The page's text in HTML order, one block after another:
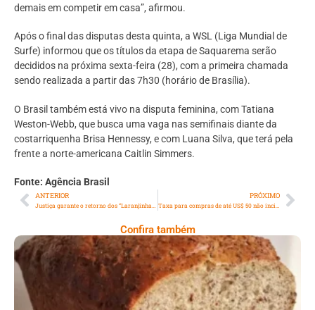
demais em competir em casa”, afirmou.
Após o final das disputas desta quinta, a WSL (Liga Mundial de
Surfe) informou que os títulos da etapa de Saquarema serão
decididos na próxima sexta-feira (28), com a primeira chamada
sendo realizada a partir das 7h30 (horário de Brasília).
O Brasil também está vivo na disputa feminina, com Tatiana
Weston-Webb, que busca uma vaga nas semifinais diante da
costarriquenha Brisa Hennessy, e com Luana Silva, que terá pela
frente a norte-americana Caitlin Simmers.
Fonte: Agência Brasil
ANTERIOR PRÓXIMO
Confira também
Comer Bem: Pão Low Carb